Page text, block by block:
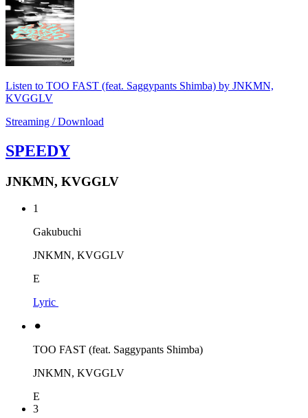
Listen to TOO FAST (feat. Saggypants Shimba) by JNKMN,
KVGGLV
Streaming / Download
SPEEDY
JNKMN, KVGGLV
1
Gakubuchi
JNKMN, KVGGLV
E
Lyric
⚫︎
TOO FAST (feat. Saggypants Shimba)
JNKMN, KVGGLV
E
3